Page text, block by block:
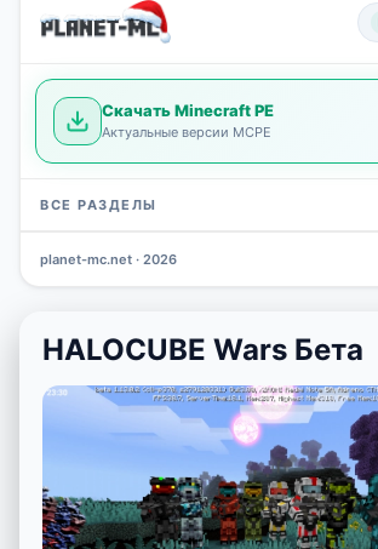
Скачать Minecraft PE
Актуальные версии MCPE
ВСЕ РАЗДЕЛЫ
planet-mc.net · 2026
HALOCUBE Wars Бета